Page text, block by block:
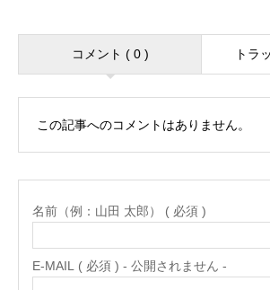
コメント ( 0 ) トラ
この記事へのコメントはありません。
名前（例：山田 太郎） ( 必須 )
E-MAIL ( 必須 ) - 公開されません -